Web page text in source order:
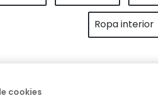
Ropa interior
que se vayan añadiendo.
cookies